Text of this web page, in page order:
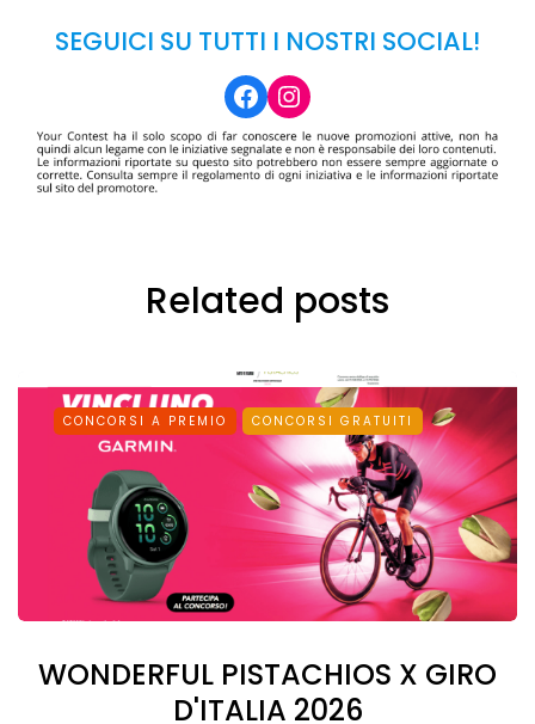
SEGUICI SU TUTTI I NOSTRI SOCIAL!
Facebook
Instagram
Related posts
CONCORSI A PREMIO CONCORSI GRATUITI
WONDERFUL PISTACHIOS X GIRO
D'ITALIA 2026